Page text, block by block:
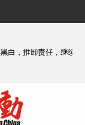
支书恶行当保护伞
展之六】